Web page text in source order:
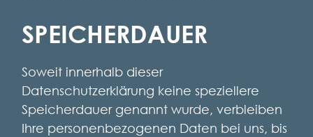
SPEICHERDAUER
Soweit innerhalb dieser
Datenschutzerklärung keine speziellere
Speicherdauer genannt wurde, verbleiben
Ihre personenbezogenen Daten bei uns, bis